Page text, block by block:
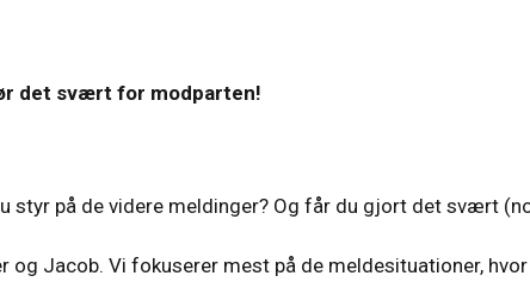
det svært for modparten!
styr på de videre meldinger? Og får du gjort det svært
og Jacob. Vi fokuserer mest på de meldesituationer,